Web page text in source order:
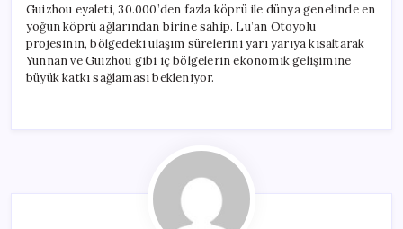
Guizhou eyaleti, 30.000’den fazla köprü ile dünya genelinde en
yoğun köprü ağlarından birine sahip. Lu’an Otoyolu
projesinin, bölgedeki ulaşım sürelerini yarı yarıya kısaltarak
Yunnan ve Guizhou gibi iç bölgelerin ekonomik gelişimine
büyük katkı sağlaması bekleniyor.